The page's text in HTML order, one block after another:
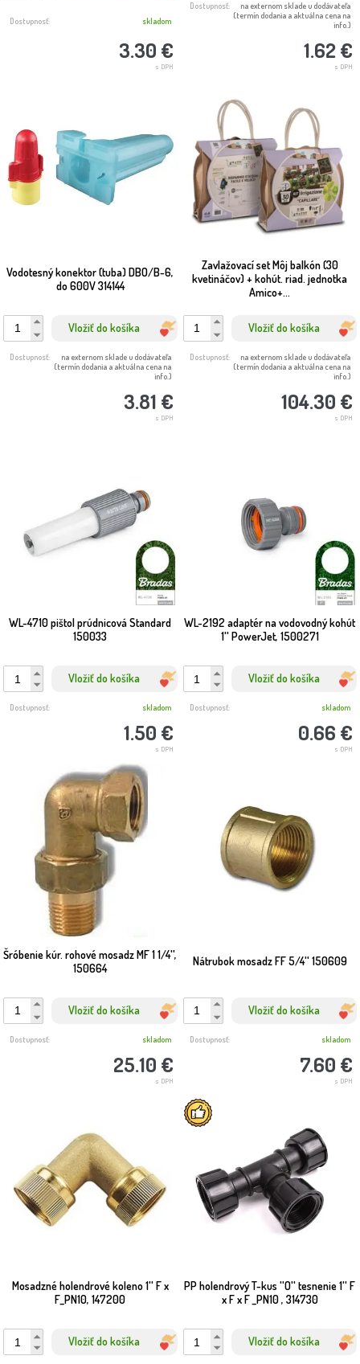
3.30 €
s DPH
Dostupnosť: skladom
1.62 €
s DPH
Dostupnosť:
na externom sklade u dodávateľa
(termín dodania a aktuálna cena na
info.)
Vodotesný konektor (tuba) DBO/B-6,
do 600V 314144
Vložiť do košíka
3.81 €
s DPH
Dostupnosť:
na externom sklade u dodávateľa
(termín dodania a aktuálna cena na
info.)
Zavlažovací set Môj balkón (30
kvetináčov) + kohút. riad. jednotka
Amico+...
Vložiť do košíka
104.30 €
s DPH
Dostupnosť:
na externom sklade u dodávateľa
(termín dodania a aktuálna cena na
info.)
WL-4710 pištol prúdnicová Standard
150033
Vložiť do košíka
1.50 €
s DPH
Dostupnosť: skladom
WL-2192 adaptér na vodovodný kohút
1'' PowerJet, 1500271
Vložiť do košíka
0.66 €
s DPH
Dostupnosť: skladom
Šróbenie kúr. rohové mosadz MF 1 1/4'',
150664
Vložiť do košíka
25.10 €
s DPH
Dostupnosť: skladom
Nátrubok mosadz FF 5/4'' 150609
Vložiť do košíka
7.60 €
s DPH
Dostupnosť: skladom
Mosadzné holendrové koleno 1'' F x
F_PN10, 147200
Vložiť do košíka
PP holendrový T-kus ''O'' tesnenie 1'' F
x F x F _PN10 , 314730
Vložiť do košíka